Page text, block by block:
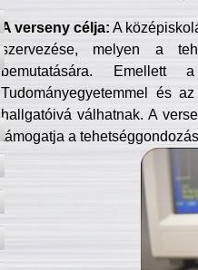
A verseny célja: A
szervezése, melyen a
bemutatására. Emellett
Tudományegyetemmel és
hallgatóivá válhatnak. A
támogatja a